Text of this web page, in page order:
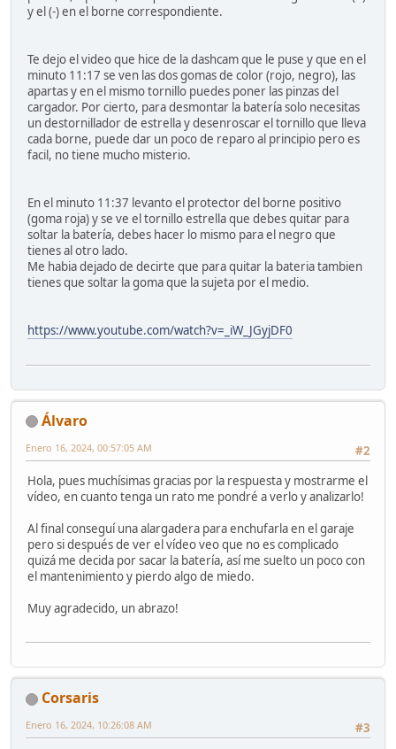
y el (-) en el borne correspondiente.
Te dejo el video que hice de la dashcam que le puse y que en el
minuto 11:17 se ven las dos gomas de color (rojo, negro), las
apartas y en el mismo tornillo puedes poner las pinzas del
cargador. Por cierto, para desmontar la batería solo necesitas
un destornillador de estrella y desenroscar el tornillo que lleva
cada borne, puede dar un poco de reparo al principio pero es
facil, no tiene mucho misterio.
En el minuto 11:37 levanto el protector del borne positivo
(goma roja) y se ve el tornillo estrella que debes quitar para
soltar la batería, debes hacer lo mismo para el negro que
tienes al otro lado.
Me habia dejado de decirte que para quitar la bateria tambien
tienes que soltar la goma que la sujeta por el medio.
https://www.youtube.com/watch?v=_iW_JGyjDF0
Álvaro
#2
Enero 16, 2024, 00:57:05 AM
Hola, pues muchísimas gracias por la respuesta y mostrarme el
vídeo, en cuanto tenga un rato me pondré a verlo y analizarlo!
Al final conseguí una alargadera para enchufarla en el garaje
pero si después de ver el vídeo veo que no es complicado
quizá me decida por sacar la batería, así me suelto un poco con
el mantenimiento y pierdo algo de miedo.
Muy agradecido, un abrazo!
Corsaris
#3
Enero 16, 2024, 10:26:08 AM